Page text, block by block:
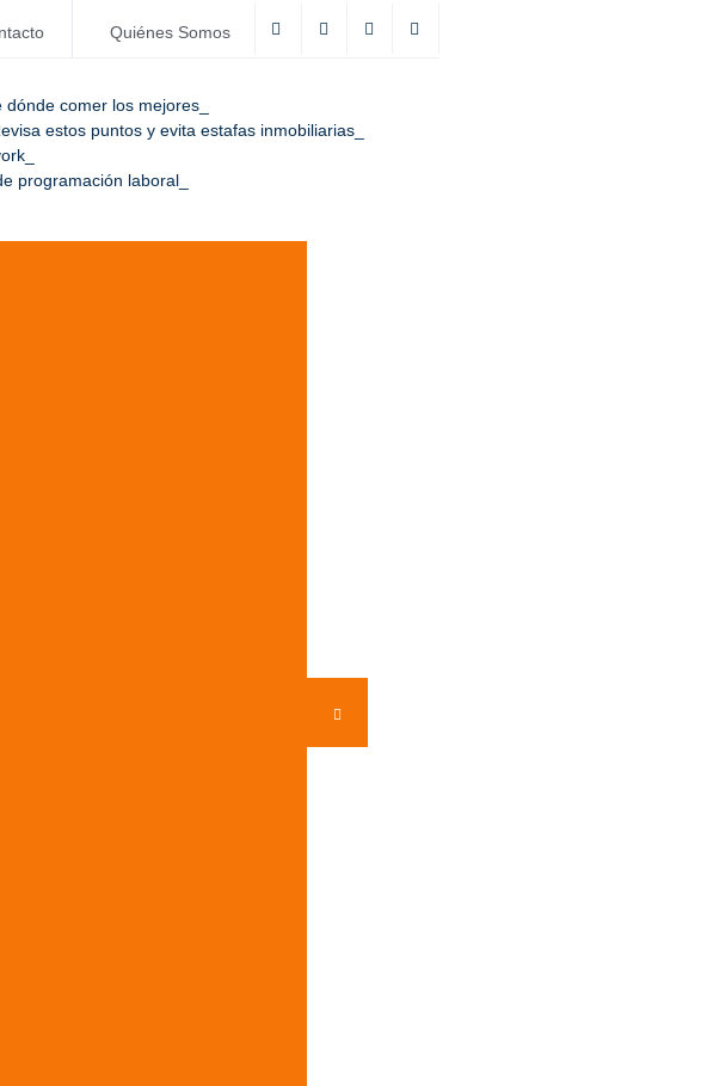
Quiénes Somos
comer los mejores
estos puntos y evita estafas inmobiliarias
programación laboral